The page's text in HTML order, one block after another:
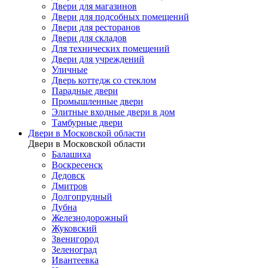
Двери для магазинов
Двери для подсобных помещений
Двери для ресторанов
Двери для складов
Для технических помещений
Двери для учреждений
Уличные
Дверь коттедж со стеклом
Парадные двери
Промышленные двери
Элитные входные двери в дом
Тамбурные двери
Двери в Московской области
Двери в Московской области
Балашиха
Воскресенск
Дедовск
Дмитров
Долгопрудный
Дубна
Железнодорожный
Жуковский
Звенигород
Зеленоград
Ивантеевка